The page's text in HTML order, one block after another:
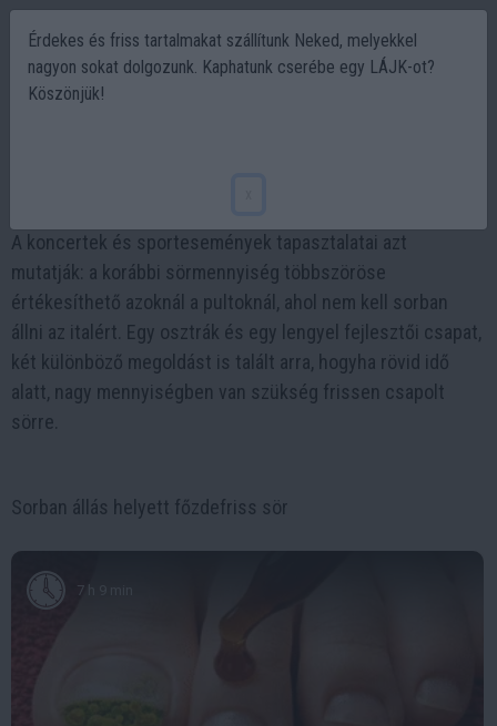
A koncertek és sportesemények tapasztalatai azt
mutatják: a korábbi sörmennyiség többszöröse
értékesíthető azoknál a pultoknál, ahol nem kell sorban
állni az italért. Egy osztrák és egy lengyel fejlesztői csapat,
két különböző megoldást is talált arra, hogyha rövid idő
alatt, nagy mennyiségben van szükség frissen csapolt
sörre.
Sorban állás helyett főzdefriss sör
7 h 9 min
Érdekes és friss tartalmakat szállítunk Neked, melyekkel
nagyon sokat dolgozunk. Kaphatunk cserébe egy LÁJK-ot?
Köszönjük!